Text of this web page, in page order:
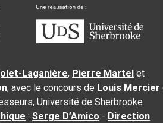
Laganière, Pierre Martel et
, avec le concours de Louis Mercier
Université de Sherbrooke
:Serge D’Amico - Direction